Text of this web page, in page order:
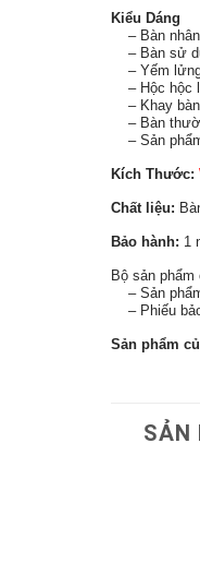
Kiểu Dáng
– Bàn nhân
– Bàn sử
– Yếm
– Hộc hộc
– Khay bàn
– Bàn
– Sản
Kích Thước:
Chất liệu:
Bảo hành: 1
Bộ sản phẩm
– Sản
– Phiếu
Sản phẩm
SẢN